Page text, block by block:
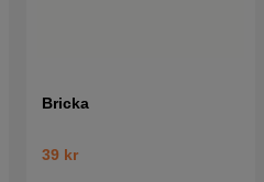
Bricka
39 kr